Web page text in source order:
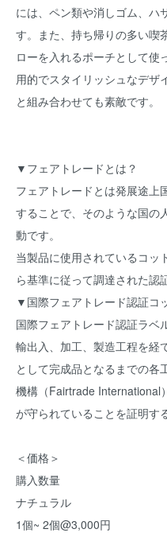
には、ペン類や消しゴム、ハ
す。また、持ち帰りの多い喫
ローを入れるポーチとして使
用的でスタイリッシュなデザ
と組み合わせても素敵です。
▼フェアトレードとは？
フェアトレードとは発展途上
することで、そのような国の
動です。
当製品に使用されているコッ
ら基準に従って調達された認
▼国際フェアトレード認証コ
国際フェアトレード認証ラベ
輸出入、加工、製造工程を経
として完成品となるまでの各
機構（Fairtrade International
が守られていることを証明す
＜価格＞
購入数量
ナチュラル
1個~ 2個@3,000円